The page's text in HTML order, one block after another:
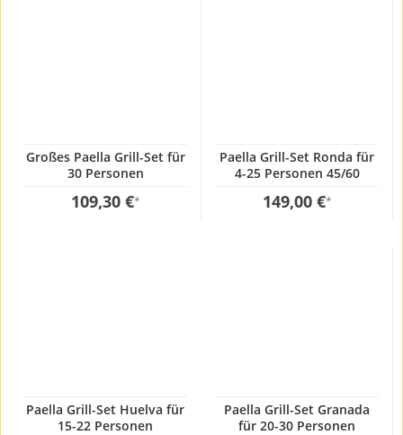
Großes Paella Grill-Set für
30 Personen
109,30 €*
Paella Grill-Set Ronda für
4-25 Personen 45/60
149,00 €*
Paella Grill-Set Huelva für
15-22 Personen
Paella Grill-Set Granada
für 20-30 Personen